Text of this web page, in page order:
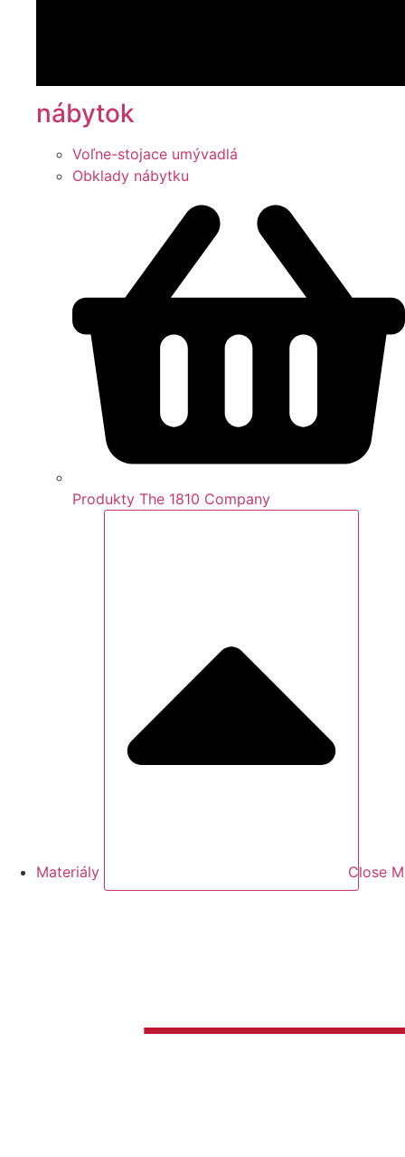
nábytok
Voľne-stojace umývadlá
Obklady nábytku
Produkty The 1810 Company
Materiály Close